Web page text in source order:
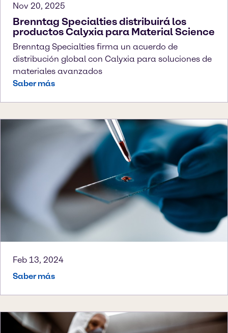
Nov 20, 2025
Brenntag Specialties distribuirá los
productos Calyxia para Material Science
Brenntag Specialties firma un acuerdo de
distribución global con Calyxia para soluciones de
materiales avanzados
Saber más
Feb 13, 2024
Saber más